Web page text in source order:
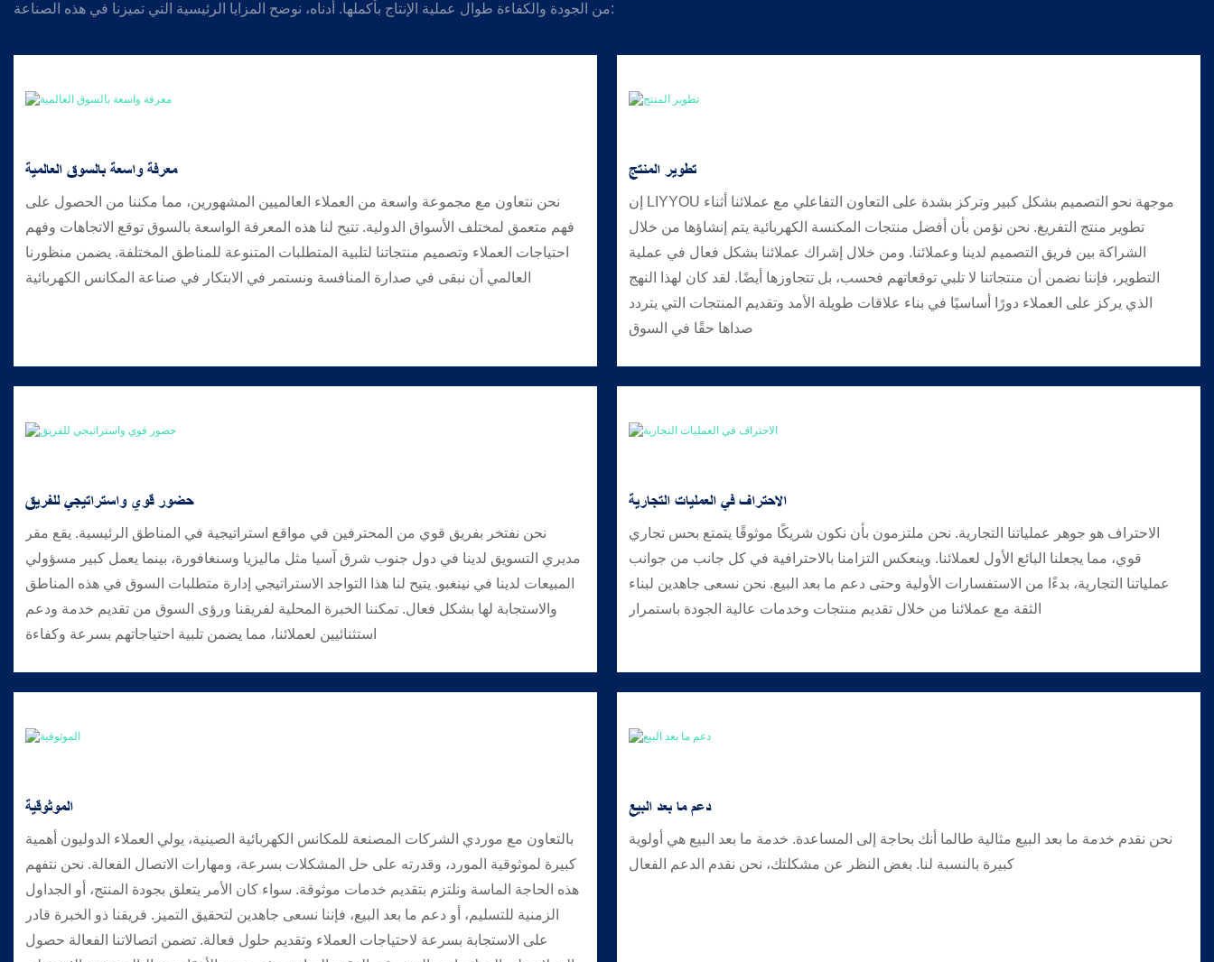
من الجودة والكفاءة طوال عملية الإنتاج بأكملها. أدناه، نوضح المزايا الرئيسية التي تميزنا في هذه الصناعة:
معرفة واسعة بالسوق العالمية
نحن نتعاون مع مجموعة واسعة من العملاء العالميين المشهورين، مما مكننا من الحصول على
فهم متعمق لمختلف الأسواق الدولية. تتيح لنا هذه المعرفة الواسعة بالسوق توقع الاتجاهات وفهم
احتياجات العملاء وتصميم منتجاتنا لتلبية المتطلبات المتنوعة للمناطق المختلفة. يضمن منظورنا
العالمي أن نبقى في صدارة المنافسة ونستمر في الابتكار في صناعة المكانس الكهربائية
تطوير المنتج
إن LIYYOU موجهة نحو التصميم بشكل كبير وتركز بشدة على التعاون التفاعلي مع عملائنا أثناء
تطوير منتج التفريغ. نحن نؤمن بأن أفضل منتجات المكنسة الكهربائية يتم إنشاؤها من خلال
الشراكة بين فريق التصميم لدينا وعملائنا. ومن خلال إشراك عملائنا بشكل فعال في عملية
التطوير، فإننا نضمن أن منتجاتنا لا تلبي توقعاتهم فحسب، بل تتجاوزها أيضًا. لقد كان لهذا النهج
الذي يركز على العملاء دورًا أساسيًا في بناء علاقات طويلة الأمد وتقديم المنتجات التي يتردد
صداها حقًا في السوق
حضور قوي واستراتيجي للفريق
نحن نفتخر بفريق قوي من المحترفين في مواقع استراتيجية في المناطق الرئيسية. يقع مقر
مديري التسويق لدينا في دول جنوب شرق آسيا مثل ماليزيا وسنغافورة، بينما يعمل كبير مسؤولي
المبيعات لدينا في نينغبو. يتيح لنا هذا التواجد الاستراتيجي إدارة متطلبات السوق في هذه المناطق
والاستجابة لها بشكل فعال. تمكننا الخبرة المحلية لفريقنا ورؤى السوق من تقديم خدمة ودعم
استثنائيين لعملائنا، مما يضمن تلبية احتياجاتهم بسرعة وكفاءة
الاحتراف في العمليات التجارية
الاحتراف هو جوهر عملياتنا التجارية. نحن ملتزمون بأن نكون شريكًا موثوقًا يتمتع بحس تجاري
قوي، مما يجعلنا البائع الأول لعملائنا. وينعكس التزامنا بالاحترافية في كل جانب من جوانب
عملياتنا التجارية، بدءًا من الاستفسارات الأولية وحتى دعم ما بعد البيع. نحن نسعى جاهدين لبناء
الثقة مع عملائنا من خلال تقديم منتجات وخدمات عالية الجودة باستمرار
الموثوقية
بالتعاون مع موردي الشركات المصنعة للمكانس الكهربائية الصينية، يولي العملاء الدوليون أهمية
كبيرة لموثوقية المورد، وقدرته على حل المشكلات بسرعة، ومهارات الاتصال الفعالة. نحن نتفهم
هذه الحاجة الماسة ونلتزم بتقديم خدمات موثوقة. سواء كان الأمر يتعلق بجودة المنتج، أو الجداول
الزمنية للتسليم، أو دعم ما بعد البيع، فإننا نسعى جاهدين لتحقيق التميز. فريقنا ذو الخبرة قادر
على الاستجابة بسرعة لاحتياجات العملاء وتقديم حلول فعالة. تضمن اتصالاتنا الفعالة حصول
دعم ما بعد البيع
نحن نقدم خدمة ما بعد البيع مثالية طالما أنك بحاجة إلى المساعدة. خدمة ما بعد البيع هي أولوية
كبيرة بالنسبة لنا. بغض النظر عن مشكلتك، نحن نقدم الدعم الفعال